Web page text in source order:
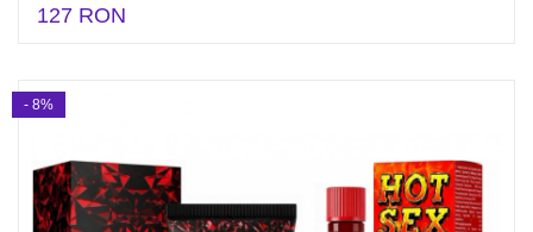
127 RON
- 8%